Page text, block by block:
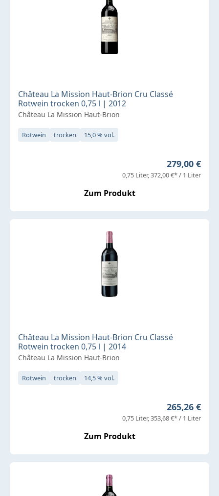
Château La Mission Haut-Brion Cru Classé
Rotwein trocken 0,75 l | 2012
Château La Mission Haut-Brion
Rotwein trocken 15,0 % vol.
Regulärer
279,00 €
0,75 Liter 372,00 €* / 1 Liter
Zum Produkt
Château La Mission Haut-Brion Cru Classé
Rotwein trocken 0,75 l | 2014
Château La Mission Haut-Brion
Rotwein trocken 14,5 % vol.
Regulärer
265,26 €
0,75 Liter 353,68 €* / 1 Liter
Zum Produkt